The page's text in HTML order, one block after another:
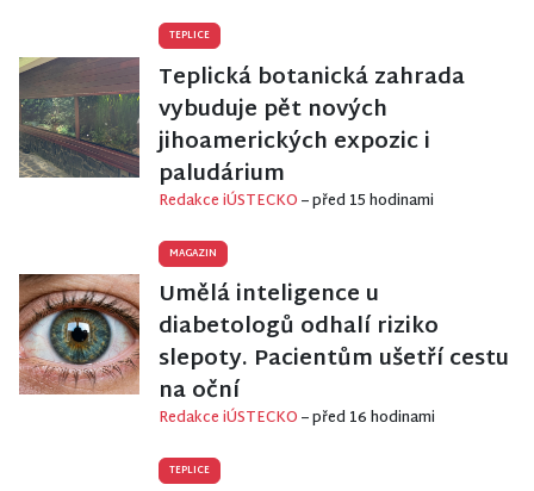
TEPLICE
Teplická botanická zahrada
vybuduje pět nových
jihoamerických expozic i
paludárium
Redakce iÚSTECKO– před 15 hodinami
MAGAZIN
Umělá inteligence u
diabetologů odhalí riziko
slepoty. Pacientům ušetří cestu
na oční
Redakce iÚSTECKO– před 16 hodinami
TEPLICE